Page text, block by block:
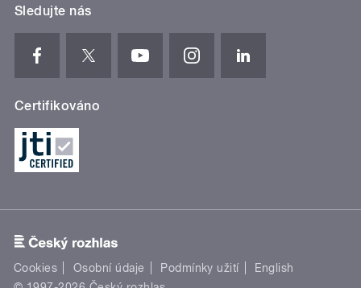
Sledujte nás
Certifikováno
Cookies Osobní údaje Podmínky užití
English